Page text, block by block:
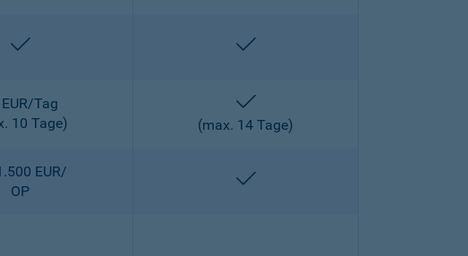
enthalten enthalten
Tag
10 Tage)
enthalten
(max. 14 Tage)
EUR/
OP
enthalten